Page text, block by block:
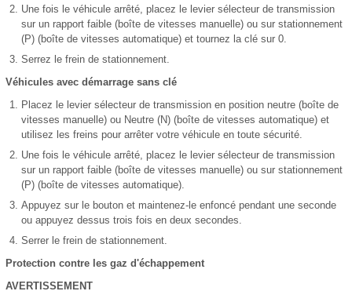
Une fois le véhicule arrêté, placez le levier sélecteur de transmission
sur un rapport faible (boîte de vitesses manuelle) ou sur stationnement
(P) (boîte de vitesses automatique) et tournez la clé sur 0.
Serrez le frein de stationnement.
Véhicules avec démarrage sans clé
Placez le levier sélecteur de transmission en position neutre (boîte de
vitesses manuelle) ou Neutre (N) (boîte de vitesses automatique) et
utilisez les freins pour arrêter votre véhicule en toute sécurité.
Une fois le véhicule arrêté, placez le levier sélecteur de transmission
sur un rapport faible (boîte de vitesses manuelle) ou sur stationnement
(P) (boîte de vitesses automatique).
Appuyez sur le bouton et maintenez-le enfoncé pendant une seconde
ou appuyez dessus trois fois en deux secondes.
Serrer le frein de stationnement.
Protection contre les gaz d'échappement
AVERTISSEMENT